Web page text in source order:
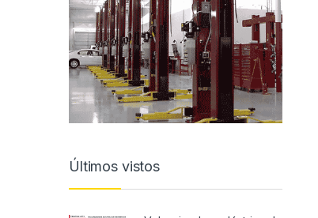
Últimos vistos